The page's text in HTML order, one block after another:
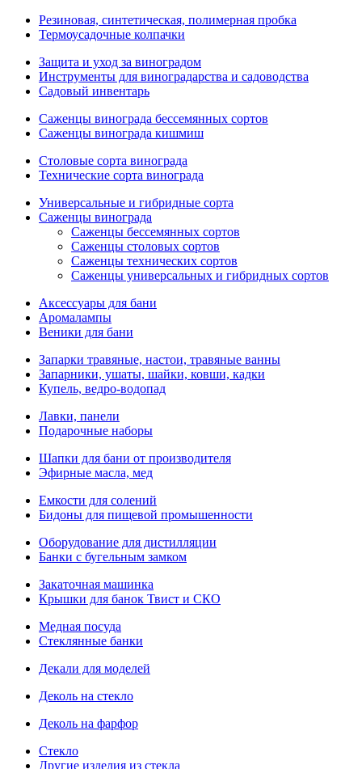
Резиновая, синтетическая, полимерная пробка
Термоусадочные колпачки
Защита и уход за виноградом
Инструменты для виноградарства и садоводства
Садовый инвентарь
Саженцы винограда бессемянных сортов
Саженцы винограда кишмиш
Столовые сорта винограда
Технические сорта винограда
Универсальные и гибридные сорта
Саженцы винограда
Саженцы бессемянных сортов
Саженцы столовых сортов
Саженцы технических сортов
Саженцы универсальных и гибридных сортов
Аксессуары для бани
Аромалампы
Веники для бани
Запарки травяные, настои, травяные ванны
Запарники, ушаты, шайки, ковши, кадки
Купель, ведро-водопад
Лавки, панели
Подарочные наборы
Шапки для бани от производителя
Эфирные масла, мед
Емкости для солений
Бидоны для пищевой промышенности
Оборудование для дистилляции
Банки с бугельным замком
Закаточная машинка
Крышки для банок Твист и СКО
Медная посуда
Стеклянные банки
Декали для моделей
Деколь на стекло
Деколь на фарфор
Стекло
Другие изделия из стекла